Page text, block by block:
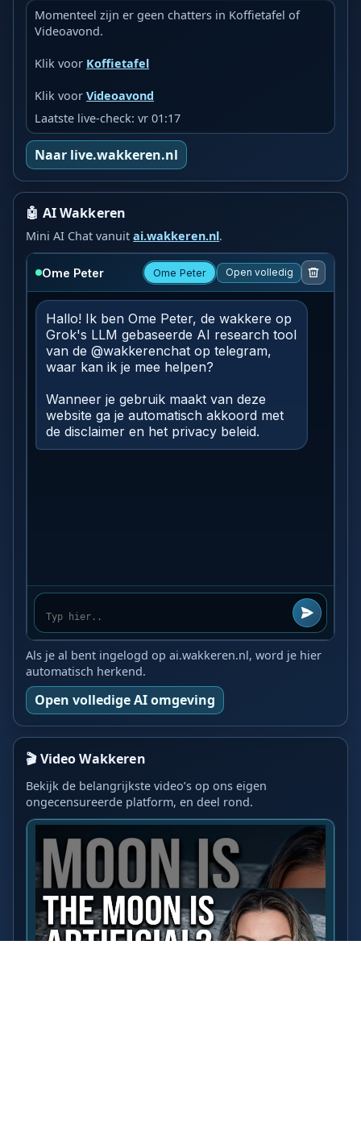
Momenteel zijn er geen chatters in Koffietafel of
Videoavond.
Klik voor Koffietafel
Klik voorVideoavond
Laatste live-check: vr 01:17
Naar live.wakkeren.nl
🤖 AI Wakkeren
Mini AI Chat vanuitai.wakkeren.nl.
Als je al bent ingelogd op ai.wakkeren.nl, word je hier
automatisch herkend.
Open volledige AI omgeving
🎬 Video Wakkeren
Bekijk de belangrijkste video’s op ons eigen
ongecensureerde platform, en deel rond.